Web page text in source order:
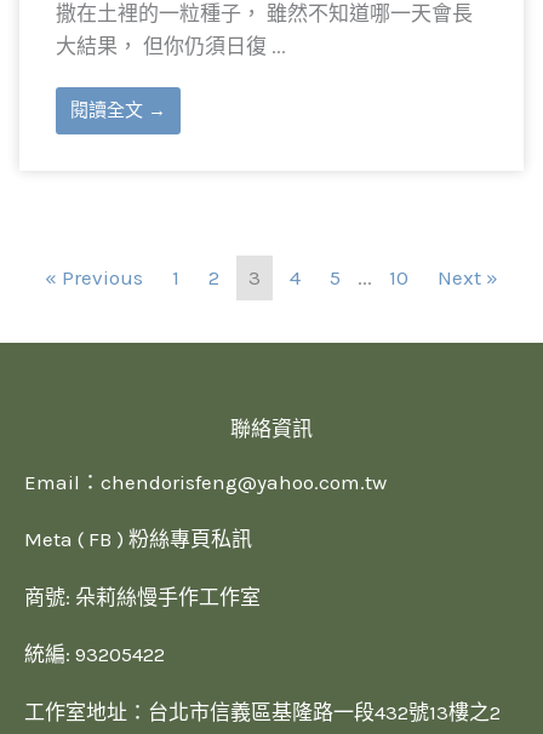
撒在土裡的一粒種子， 雖然不知道哪一天會長
大結果， 但你仍須日復 ...
閱讀全文 →
« Previous 1 2 3 4 5 ... 10 Next »
聯絡資訊
Email： chendorisfeng@yahoo.com.tw
Meta ( FB ) 粉絲專頁私訊
商號: 朵莉絲慢手作工作室
統編: 93205422
工作室地址：台北市信義區基隆路一段432號13樓之2